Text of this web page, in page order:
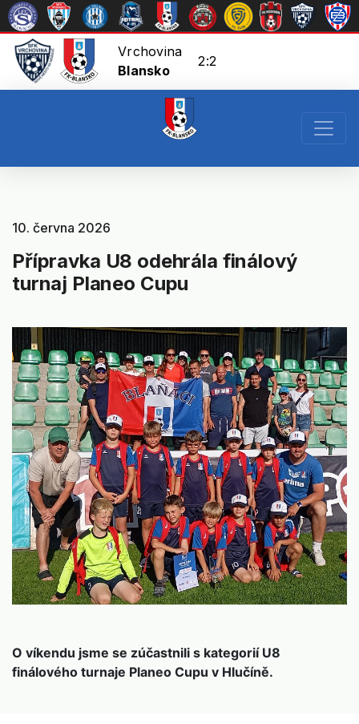
Vrchovina
Blansko
2:2
10. června 2026
Přípravka U8 odehrála finálový
turnaj Planeo Cupu
O víkendu jsme se zúčastnili s kategorií U8
finálového turnaje Planeo Cupu v Hlučíně.